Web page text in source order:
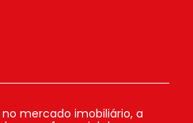
mercado imobiliário, a